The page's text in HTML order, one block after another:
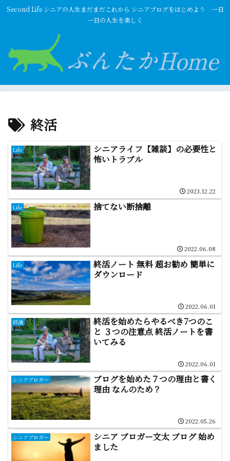
Second Life シニアの人生まだまだこれから シニアブログをはじめよう 一日
一日の人生を楽しく
終活
Life
シニアライフ【雑談】の必要性と
怖いトラブル
2023.12.22
Life 捨てない断捨離
2022.06.08
Life
終活ノート 無料 超お勧め 簡単に
ダウンロード
2022.06.01
終活
終活を始めたらやるべき7つのこ
と ３つの注意点 終活ノートを書
いてみる
2022.06.01
シニアブロガー
ブログを始めた７つの理由と書く
理由 なんのため？
2022.05.26
シニアブロガー
シニア ブロガー文太 ブログ 始め
ました